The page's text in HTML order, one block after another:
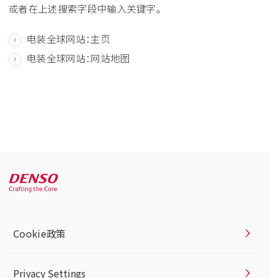
或者在上述搜索字段中输入关键字。
电装全球网站：主页
电装全球网站：网站地图
Cookie政策
Privacy Settings